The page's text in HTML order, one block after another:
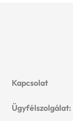
Kapcsolat
Ügyfélszolgálat: